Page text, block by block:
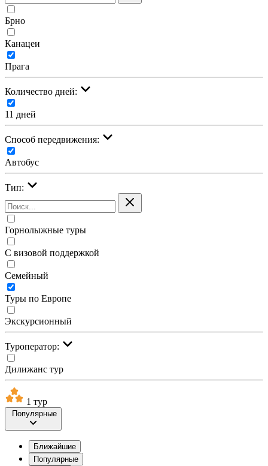
Брно
Канацеи
Прага
Количество дней:
11 дней
Cпособ передвижения:
Автобус
Тип:
Горнолыжные туры
С визовой поддержкой
Семейный
Туры по Европе
Экскурсионный
Туроператор:
Дилижанс тур
1 тур
Популярные
Ближайшие
Популярные